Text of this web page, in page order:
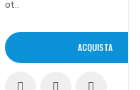
ot..
ACQUISTA